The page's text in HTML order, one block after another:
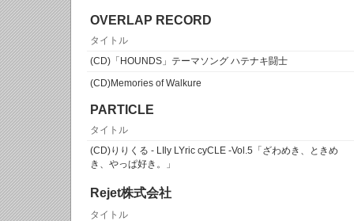
OVERLAP RECORD
タイトル
(CD)「HOUNDS」テーマソング ハテナキ闘士
(CD)Memories of Walkure
PARTICLE
タイトル
(CD)りりくる - LIly LYric cyCLE -Vol.5「ざわめき、ときめ
き、やっぱ好き。」
Rejet株式会社
タイトル